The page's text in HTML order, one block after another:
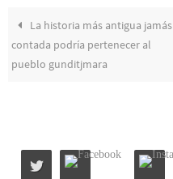
La historia más antigua jamás
contada podría pertenecer al
pueblo gunditjmara